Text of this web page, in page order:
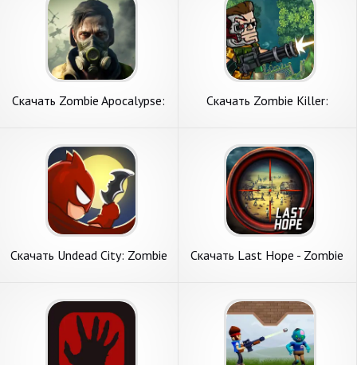
Скачать Zombie Apocalypse:
на Андроид
Скачать Zombie Killer:
на Андроид
Скачать Undead City: Zombie
Андроид
Скачать Last Hope - Zombie
на Андроид